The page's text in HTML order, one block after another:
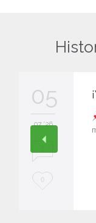
05
07 '26
L0